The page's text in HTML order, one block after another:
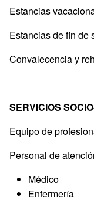
Estancias
Estancias de fin de
Convalecencia y
SERVICIOS
Equipo de
Personal de
Médico
Enfermería